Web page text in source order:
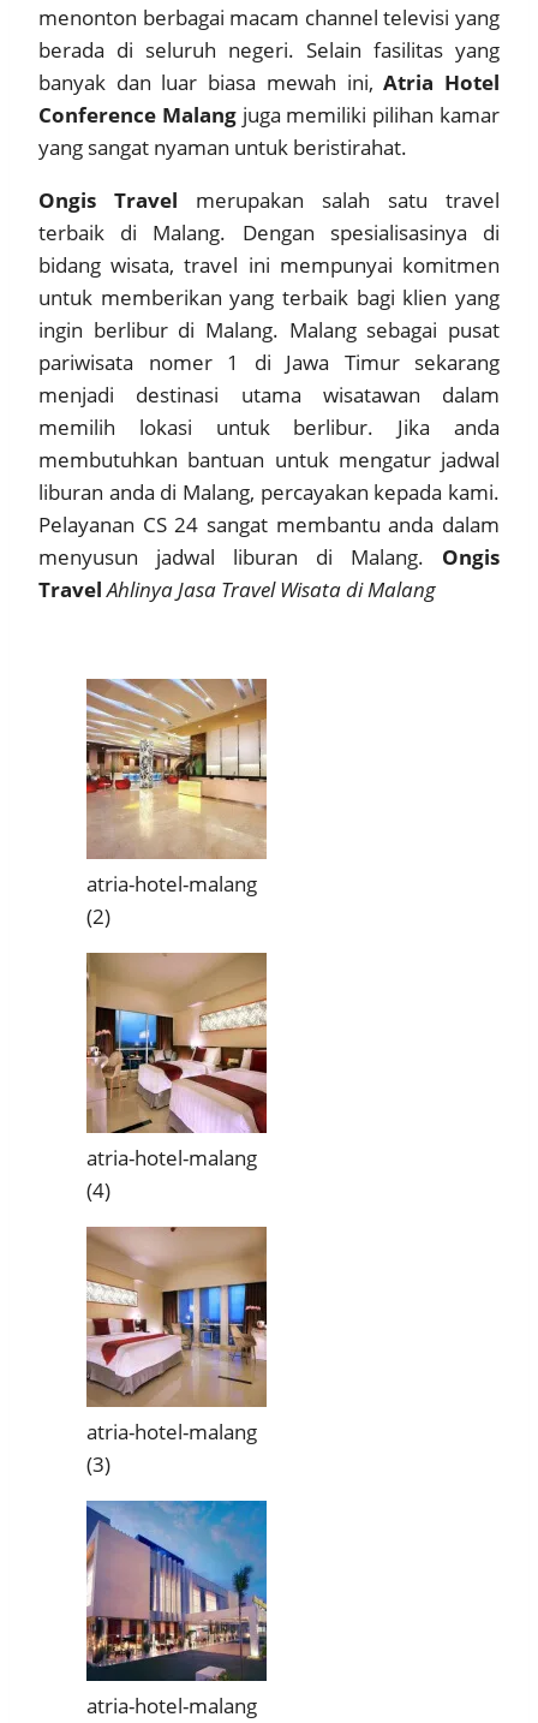
menonton berbagai macam channel televisi yang
berada di seluruh negeri. Selain fasilitas yang
banyak dan luar biasa mewah ini, Atria Hotel
Conference Malangjuga memiliki pilihan kamar
yang sangat nyaman untuk beristirahat.
Ongis Travel merupakan salah satu travel
terbaik di Malang. Dengan spesialisasinya di
bidang wisata, travel ini mempunyai komitmen
untuk memberikan yang terbaik bagi klien yang
ingin berlibur di Malang. Malang sebagai pusat
pariwisata nomer 1 di Jawa Timur sekarang
menjadi destinasi utama wisatawan dalam
memilih lokasi untuk berlibur. Jika anda
membutuhkan bantuan untuk mengatur jadwal
liburan anda di Malang, percayakan kepada kami.
Pelayanan CS 24 sangat membantu anda dalam
menyusun jadwal liburan di Malang. Ongis
Travel Ahlinya Jasa Travel Wisata di Malang
atria-hotel-malang
(2)
atria-hotel-malang
(4)
atria-hotel-malang
(3)
atria-hotel-malang